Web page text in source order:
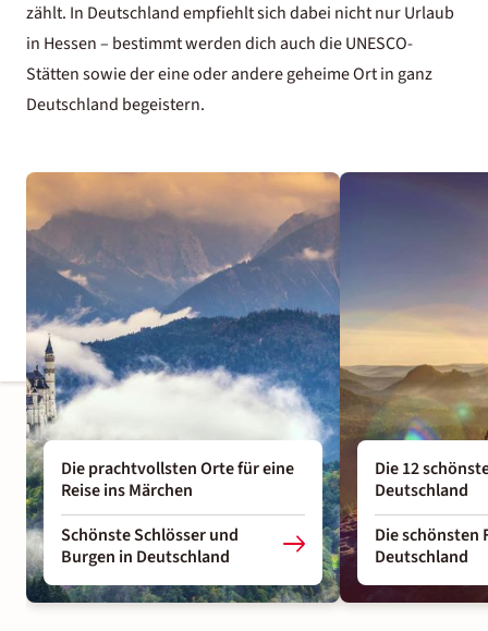
zählt. In Deutschland empfiehlt sich dabei nicht nur Urlaub
in Hessen – bestimmt werden dich auch die UNESCO-
Stätten sowie der eine oder andere geheime Ort in ganz
Deutschland begeistern.
Die prachtvollsten Orte für eine
Reise ins Märchen
Schönste Schlösser und
Burgen in Deutschland
Die 12
Deutschland
Die schönsten
Deutschland